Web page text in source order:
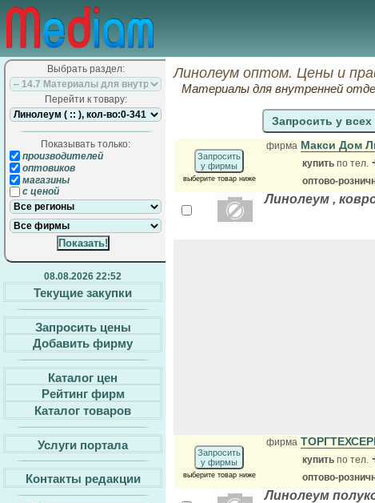
Выбрать раздел:
Перейти к товару:
Показывать только:
производителей
оптовиков
магазины
с ценой
08.08.2026 22:52
Текущие закупки
Запросить цены
Добавить фирму
Каталог цен
Рейтинг фирм
Каталог товаров
Услуги портала
Контакты редакции
Линолеум оптом. Цены и
Материалы для внутренней
Запросить у
Запросить
у фирмы
выберите товар ниже
фирма Макси Дом
купить по тел.
оптово-
Линолеум ,
Запросить
у фирмы
выберите товар ниже
фирма
купить по тел.
оптово-
Линолеум